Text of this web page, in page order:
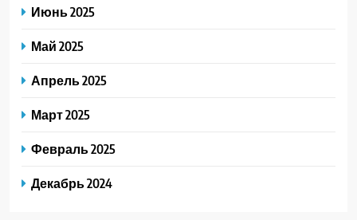
Июнь 2025
Май 2025
Апрель 2025
Март 2025
Февраль 2025
Декабрь 2024